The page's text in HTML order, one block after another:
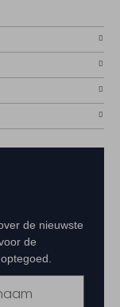
de nieuwste
de